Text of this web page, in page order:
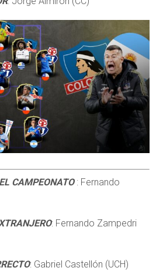
CAMPEONATO: Fernando
: Fernando Zampedri
: Gabriel Castellón (UCH)